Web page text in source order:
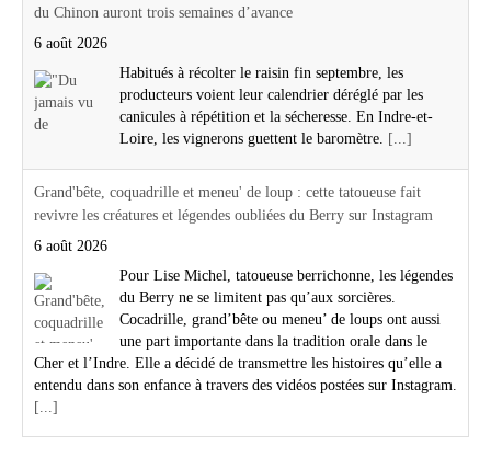
du Chinon auront trois semaines d’avance
6 août 2026
Habitués à récolter le raisin fin septembre, les
producteurs voient leur calendrier déréglé par les
canicules à répétition et la sécheresse. En Indre-et-
Loire, les vignerons guettent le baromètre. [...]
Grand'bête, coquadrille et meneu' de loup : cette tatoueuse fait
revivre les créatures et légendes oubliées du Berry sur Instagram
6 août 2026
Pour Lise Michel, tatoueuse berrichonne, les légendes
du Berry ne se limitent pas qu’aux sorcières.
Cocadrille, grand’bête ou meneu’ de loups ont aussi
une part importante dans la tradition orale dans le
Cher et l’Indre. Elle a décidé de transmettre les histoires qu’elle a
entendu dans son enfance à travers des vidéos postées sur Instagram.
[...]